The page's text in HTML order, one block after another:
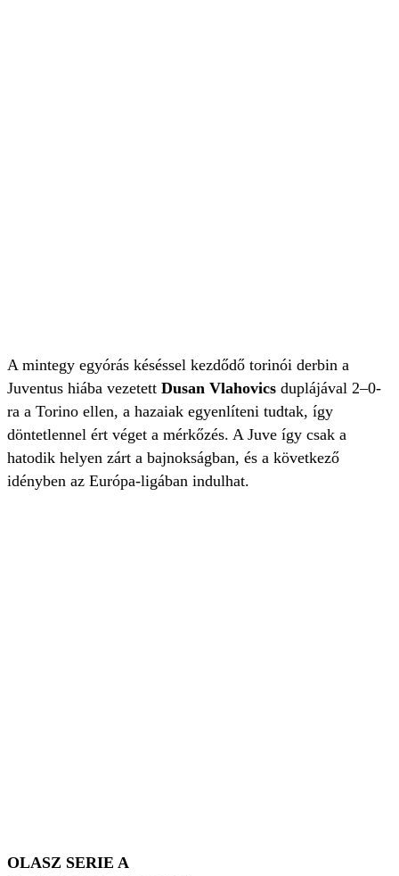
A mintegy egyórás késéssel kezdődő torinói derbin a
Juventus hiába vezetett Dusan Vlahovics duplájával 2–0-
ra a Torino ellen, a hazaiak egyenlíteni tudtak, így
döntetlennel ért véget a mérkőzés. A Juve így csak a
hatodik helyen zárt a bajnokságban, és a következő
idényben az Európa-ligában indulhat.
OLASZ SERIE A